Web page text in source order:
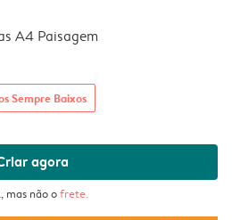
A4 Paisagem
Sempre Baixos
agora
mas não ofrete.